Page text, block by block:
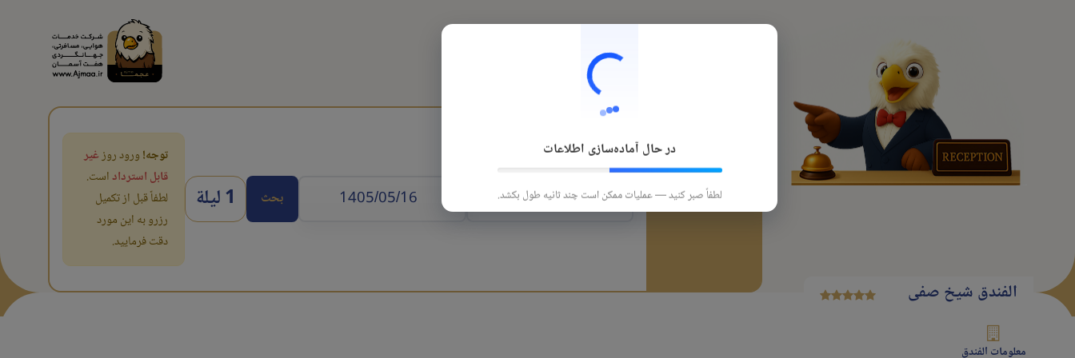
تورهای داخلی
تاريخ الوصول بحث 1 ليلة
توجه!ورود روزغیر
قابل استرداداست.
لطفاً قبل از تکمیل
رزرو به این مورد
دقت فرمایید.
در حال آماده‌سازی اطلاعات
لطفاً صبر کنید — عملیات ممکن است چند ثانیه طول بکشد.
الفندق شیخ صفی
معلومات الفندق